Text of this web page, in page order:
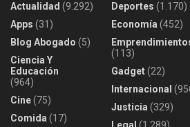
Actualidad (9.292)
Apps (31)
Blog Abogado (5)
Ciencia Y
Educación
(964)
Cine(75)
Comida (17)
Deportes (1.170)
Economía (452)
(113)
Gadget(22)
Internacional
Justicia (329)